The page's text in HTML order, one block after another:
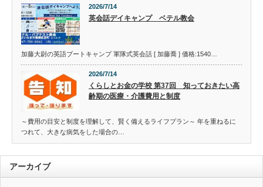
2026/7/14
英会話デイキャンプ ベテル教会
加藤大尉の英語ブートキャンプ 軍隊式英会話 [ 加藤喬 ] 価格:1540…
2026/7/14
くらしとお金の学校 第37回 知っておきたい高
齢期の医療・介護費用と制度
～費用の目安と制度を理解して、賢く備えるライフプラン～ 年を重ねるに
つれて、大きな病気をした場合の…
アーカイブ